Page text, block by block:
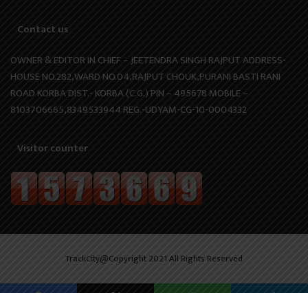
Contact us
OWNER & EDITOR IN CHIEF – JEETENDRA SINGH RAJPUT ADDRESS-
HOUSE NO.282,WARD NO.04,RAJPUT CHOUK,PURANI BASTI RANI
ROAD KORBA DIST.- KORBA (C.G.) PIN – 495678 MOBILE –
8103706665,8349533944 REG.-UDYAM-CG-10-0004332
Visitor counter
TrackCity@Copyright 2021 All Rights Reserved